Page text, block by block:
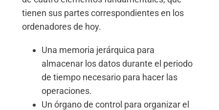
tienen sus partes correspondientes en los
ordenadores de hoy.
Una memoria jerárquica para
almacenar los datos durante el periodo
de tiempo necesario para hacer las
operaciones.
Un órgano de control para organizar el